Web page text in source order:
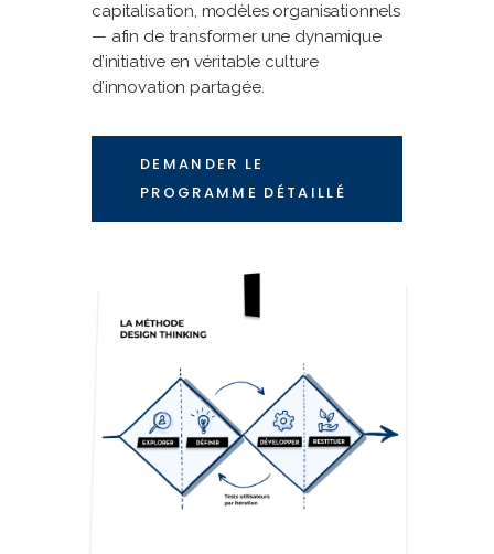
capitalisation, modèles organisationnels
— afin de transformer une dynamique
d’initiative en véritable culture
d’innovation partagée.
DEMANDER LE
PROGRAMME DÉTAILLÉ